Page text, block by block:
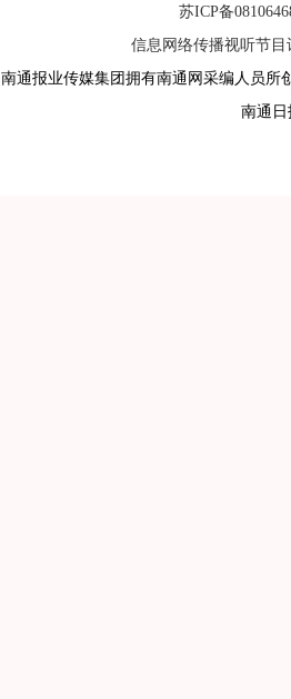
苏ICP备
信息网络传播视听节目
南通报业传媒集团拥有南通网采编人员所
南通日